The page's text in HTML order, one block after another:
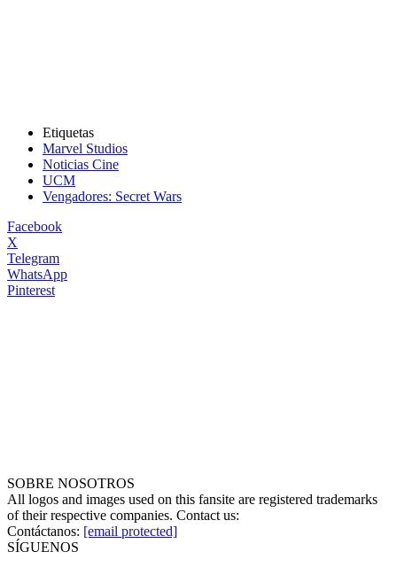
Etiquetas
Marvel Studios
Noticias Cine
UCM
Vengadores: Secret Wars
Facebook
X
Telegram
WhatsApp
Pinterest
SOBRE NOSOTROS
All logos and images used on this fansite are registered trademarks
of their respective companies. Contact us:
Contáctanos: [email protected]
SÍGUENOS